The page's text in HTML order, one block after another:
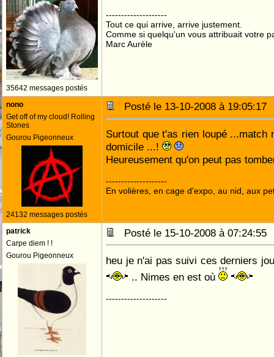
35642 messages postés
--------------------
Tout ce qui arrive, arrive justement.
Comme si quelqu'un vous attribuait votre
Marc Aurèle
nono
Get off of my cloud! Rolling
Stones
Gourou Pigeonneux
24132 messages postés
Posté le 13-10-2008 à
Surtout que t'as rien loupé ...match
domicile ...!
Heureusement qu'on peut pas
--------------------
En volières, en cage d'expo, au nid, aux
patrick
Carpe diem ! !
Gourou Pigeonneux
Posté le 15-10-2008 à
heu je n'ai pas suivi ces derniers
.. Nimes en est où
--------------------